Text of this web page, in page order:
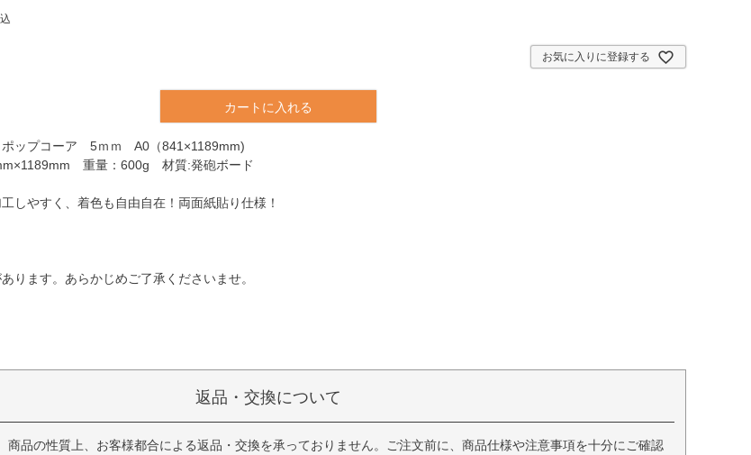
お気に入りに登録する
カートに入れる
ップコーア 5ｍｍ A0（841×1189mm)
重量：600g 材質:発砲ボード
しやすく、着色も自由自在！両面紙貼り仕様！
ります。あらかじめご了承くださいませ。
返品・交換について
商品の性質上、お客様都合による返品・交換を承っておりません。ご注文前に、商品仕様や注意事項を十分にご確認